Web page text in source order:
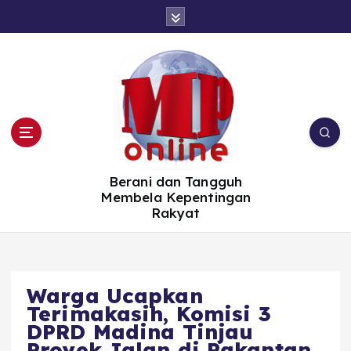
Berani dan Tangguh
Membela Kepentingan
Rakyat
Warga Ucapkan
Terimakasih, Komisi 3
DPRD Madina Tinjau